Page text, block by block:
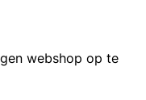
webshop op te